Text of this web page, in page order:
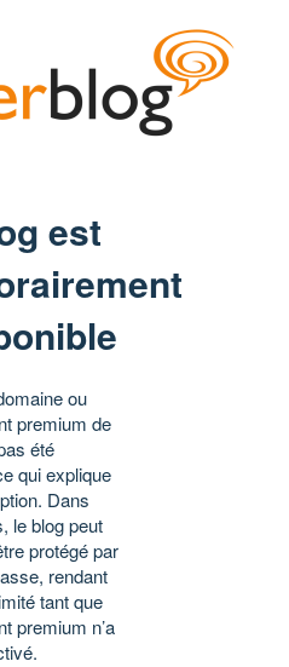
est
ou
premium de
été
qui explique
Dans
le blog peut
protégé par
rendant
tant que
premium n’a